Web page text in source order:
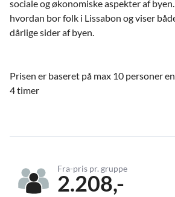
sociale og økonomiske aspekter af
hvordan bor folk i Lissabon og viser
dårlige sider af byen.
Prisen er baseret på max 10 personer
4 timer
Fra-pris pr. gruppe
2.208,-